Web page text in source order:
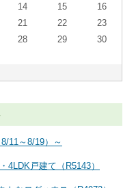
14 15
16
21 22
23
28 29
30
11～8/19）～
4LDK戸建て（R5143）